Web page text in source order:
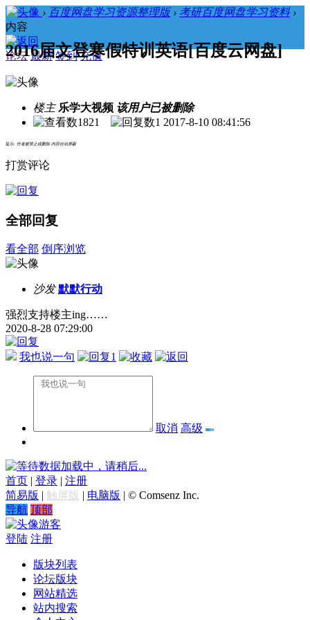
› 百度网盘学习资源整理版 › 考研百度网盘学习资料 ›
内容
论坛 最新 签到 充值
2016届文登寒假特训英语[百度云网盘]
楼主 乐学大视频 该用户已被删除
1821
1 2017-8-10 08:41:56
提示: 作者被禁止或删除 内容自动屏蔽
打赏评论
全部回复
看全部 倒序浏览
沙发 默默行动
强烈支持楼主ing……
2020-8-28 07:29:00
我也说一句 1
取消 高级
数据加载中，请稍后...
首页 | 登录 | 注册
简易版 | 触屏版 | 电脑版 | © Comsenz Inc.
导航 顶部
游客
登陆 注册
版块列表
论坛版块
网站精选
站内搜索